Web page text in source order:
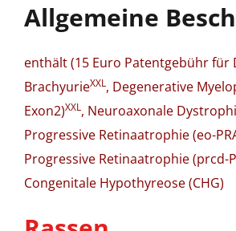
Allgemeine
enthält (15 Euro Patentgebühr für
BrachyurieXXL, Degenerative
Exon2)XXL, Neuroaxonale
Progressive Retinaatrophie (eo-
Progressive Retinaatrophie (prcd-
Congenitale Hypothyreose (CHG)